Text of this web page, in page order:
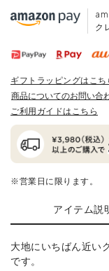
ク
ギフトラッピングはこち
商品についてのお問い合
ご利用ガイドはこちら
※営業日に限ります。
アイテム説
大地にいちばん近い
です。